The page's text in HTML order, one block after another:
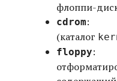
флоппи-
cdrom:
(каталог
floppy: